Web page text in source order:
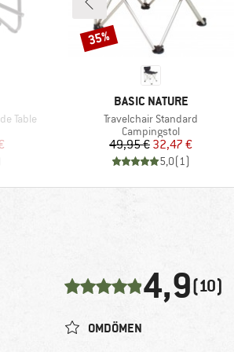
Table
pris
VARUMÄRKE
BASIC NATURE
Produkter
Travelchair Standard
Produktgrupp
Campingstol
Pris
49,95 €Reducerat pris
32,47 €
5,0(1)
Rabatt
35%
4,9(10)
OMDÖMEN